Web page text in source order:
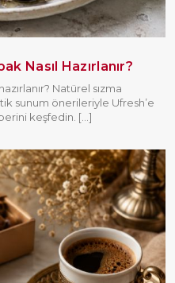
Nasıl Hazırlanır?
Natürel sızma
sunum önerileriyle Ufresh’e
keşfedin. [...]